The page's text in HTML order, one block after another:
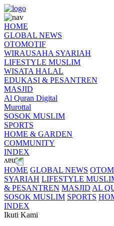
HOME
GLOBAL NEWS
OTOMOTIF
WIRAUSAHA SYARIAH
LIFESTYLE MUSLIM
WISATA HALAL
EDUKASI & PESANTREN
MASJID
Al Quran Digital
Murottal
SOSOK MUSLIM
SPORTS
HOME & GARDEN
COMMUNITY
INDEX
HOME GLOBAL NEWS
SYARIAH LIFESTYLE
& PESANTREN MASJID AL
SOSOK MUSLIM SPORTS
INDEX
Ikuti Kami